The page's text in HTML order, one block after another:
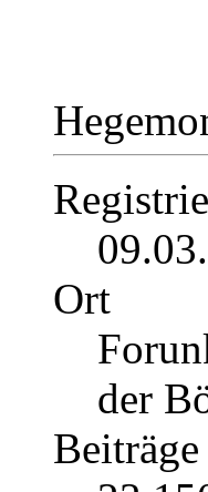
Ort
der
Beiträge